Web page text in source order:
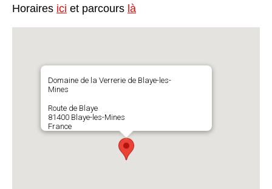
Horaires ici et parcours là
Domaine de la Verrerie de Blaye-les-
Mines
Route de Blaye
81400 Blaye-les-Mines
France